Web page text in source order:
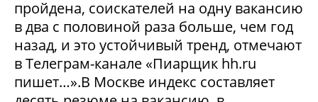
пройдена, соискателей на одну вакансию
в два с половиной раза больше, чем год
назад, и это устойчивый тренд, отмечают
в Телеграм-канале «Пиарщик hh.ru
пишет…».В Москве индекс составляет